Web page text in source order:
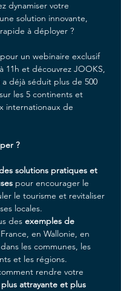
dynamiser votre
solution innovante,
à déployer ?
un webinaire exclusif
11h et découvrez JOOKS,
déjà séduit plus de 500
les 5 continents et
internationaux de
?
solutions pratiques et
pour encourager le
le tourisme et revitaliser
locales.
des exemples de
en Wallonie, en
les communes, les
et les régions.
rendre votre
plus attrayante et plus